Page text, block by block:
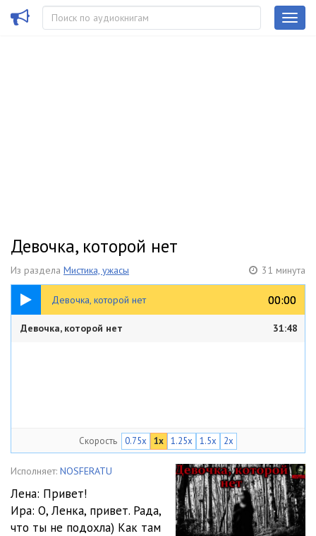
Девочка, которой нет
Из раздела Мистика, ужасы 31 минута
Девочка, которой нет 00:00
00:00
31:48
Девочка, которой нет 31:48
Скорость 0.75x 1x 1.25x 1.5x 2x
Исполняет: NOSFERATU
Лена: Привет!
Ира: О, Ленка, привет. Рада,
что ты не подохла) Как там